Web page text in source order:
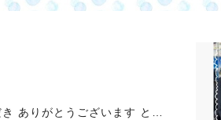
ありがとうございます と…